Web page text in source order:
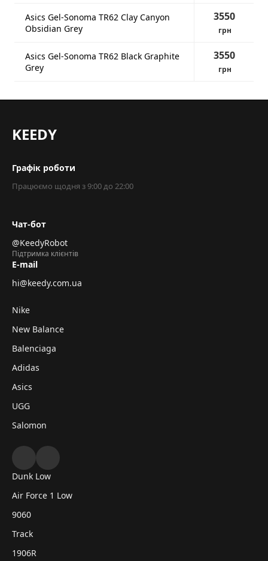
Asics Gel-Sonoma TR62 Clay Canyon
Obsidian Grey
3550
грн
Asics Gel-Sonoma TR62 Black Graphite
Grey
3550
грн
KEEDY
Графік роботи
Працюємо щодня з 9:00 до 22:00
Чат-бот
@KeedyRobot
Підтримка клієнтів
E-mail
hi@keedy.com.ua
Nike
New Balance
Balenciaga
Adidas
Asics
UGG
Salomon
Dunk Low
Air Force 1 Low
9060
Track
1906R